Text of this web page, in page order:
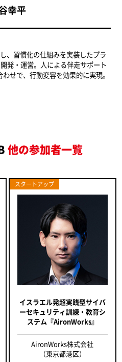
幸平
、習慣化の仕組みを実装したプラ
発・運営。人による伴走サポート
せで、行動変容を効果的に実現。
他の参加者一覧
スタートアップ
イスラエル発超実践型サイバ
ーセキュリティ訓練・教育シ
ステム『AironWorks』
AironWorks株式会社
（東京都港区）